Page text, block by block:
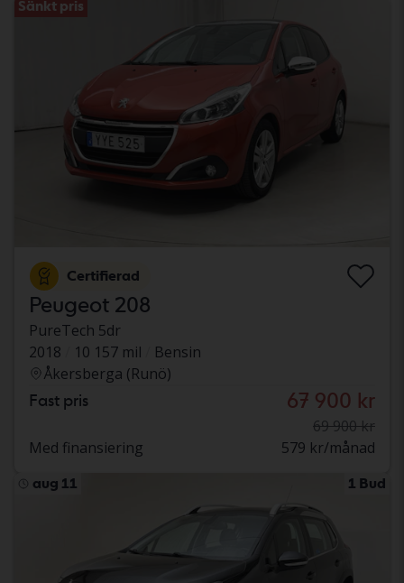
Sänkt pris
Certifierad
Peugeot 208
PureTech 5dr
2018
10 157 mil
Bensin
Åkersberga (Runö)
Fast pris 67 900 kr
69 900 kr
Med finansiering
579 kr/månad
aug 11 1 Bud